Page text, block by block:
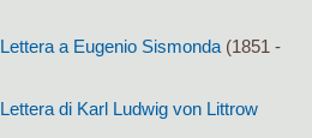
Lettera a Eugenio Sismonda (1851 -
Lettera di Karl Ludwig von Littrow